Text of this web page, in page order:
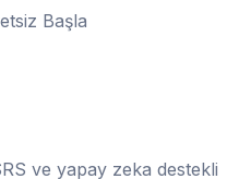
Başla
ve yapay zeka destekli